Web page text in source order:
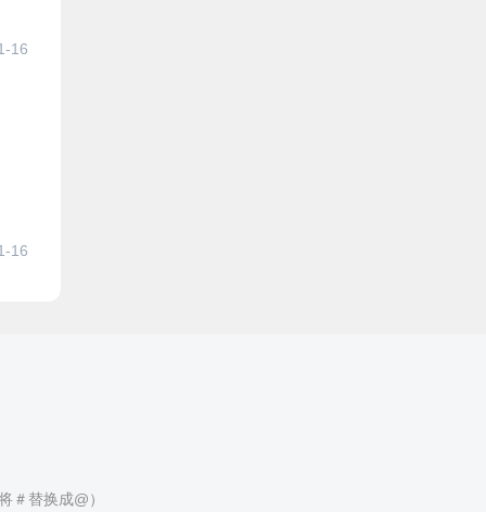
16
16
替换成@）